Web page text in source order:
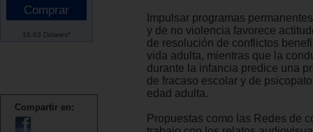
16.63 Dólares*
Compartir en:
Impulsar programas
y de no violencia favorece
de resolución de conflictos
vida adulta, mientras que la
durante la infancia predice una
de fracaso escolar y de
edad adulta.
Propuestas como las Redes de